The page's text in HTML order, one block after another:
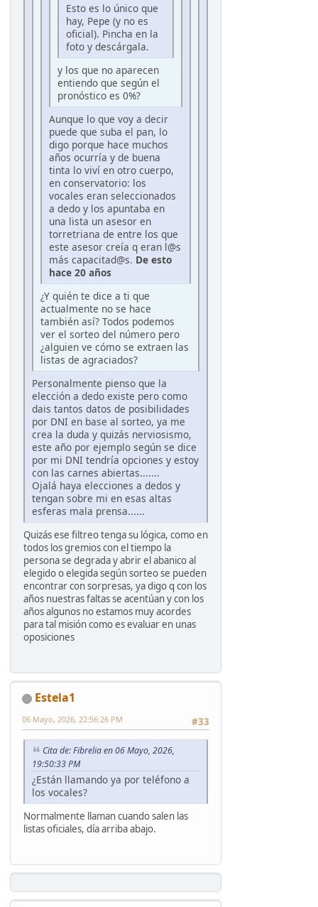
Esto es lo único que
hay, Pepe (y no es
oficial). Pincha en la
foto y descárgala.
y los que no aparecen
entiendo que según el
pronóstico es 0%?
Aunque lo que voy a decir
puede que suba el pan, lo
digo porque hace muchos
años ocurría y de buena
tinta lo viví en otro cuerpo,
en conservatorio: los
vocales eran seleccionados
a dedo y los apuntaba en
una lista un asesor en
torretriana de entre los que
este asesor creía q eran l@s
más capacitad@s. De esto
hace 20 años
¿Y quién te dice a ti que
actualmente no se hace
también así? Todos podemos
ver el sorteo del número pero
¿alguien ve cómo se extraen las
listas de agraciados?
Personalmente pienso que la
elección a dedo existe pero como
dais tantos datos de posibilidades
por DNI en base al sorteo, ya me
crea la duda y quizás nerviosismo,
este año por ejemplo según se dice
por mi DNI tendría opciones y estoy
con las carnes abiertas.......
Ojalá haya elecciones a dedos y
tengan sobre mi en esas altas
esferas mala prensa......
Quizás ese filtreo tenga su lógica, como en
todos los gremios con el tiempo la
persona se degrada y abrir el abanico al
elegido o elegida según sorteo se pueden
encontrar con sorpresas, ya digo q con los
años nuestras faltas se acentúan y con los
años algunos no estamos muy acordes
para tal misión como es evaluar en unas
oposiciones
Estela1
#33
06 Mayo, 2026, 22:56:26 PM
Cita de: Fibrelia en 06 Mayo, 2026,
19:50:33 PM
¿Están llamando ya por teléfono a
los vocales?
Normalmente llaman cuando salen las
listas oficiales, día arriba abajo.